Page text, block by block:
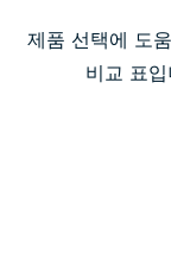
제품 선택에 도
비교 표